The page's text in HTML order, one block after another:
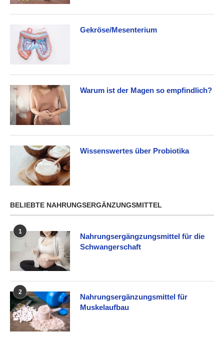
Gekröse/Mesenterium
Warum ist der Magen so empfindlich?
Wissenswertes über Probiotika
BELIEBTE NAHRUNGSERGÄNZUNGSMITTEL
1
Nahrungsergängzungsmittel für die
Schwangerschaft
2
Nahrungsergänzungsmittel für
Muskelaufbau